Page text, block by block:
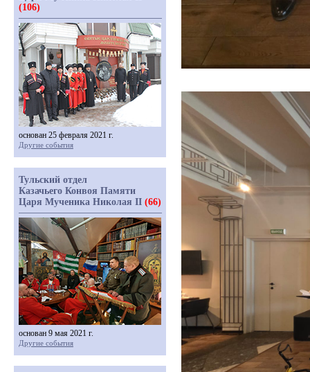
(106)
основан 25 февраля 2021 г.
Другие события
Тульский отдел
Казачьего Конвоя Памяти
Царя Мученика Николая II (66)
основан 9 мая 2021 г.
Другие события